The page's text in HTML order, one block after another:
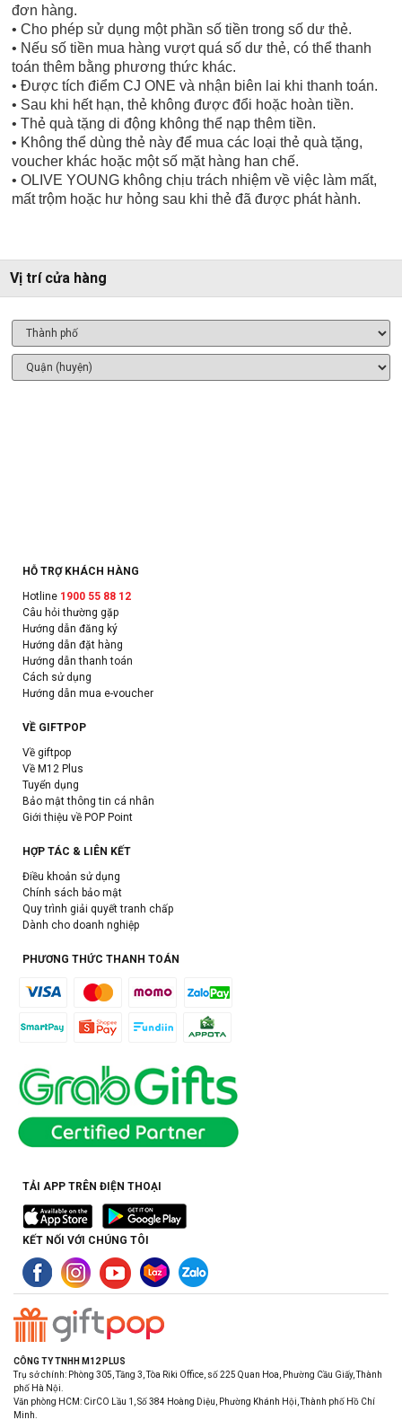
đơn hàng.
• Cho phép sử dụng một phần số tiền trong số dư thẻ.
• Nếu số tiền mua hàng vượt quá số dư thẻ, có thể thanh
toán thêm bằng phương thức khác.
• Được tích điểm CJ ONE và nhận biên lai khi thanh toán.
• Sau khi hết hạn, thẻ không được đổi hoặc hoàn tiền.
• Thẻ quà tặng di động không thể nạp thêm tiền.
• Không thể dùng thẻ này để mua các loại thẻ quà tặng,
voucher khác hoặc một số mặt hàng han chế.
• OLIVE YOUNG không chịu trách nhiệm về việc làm mất,
mất trộm hoặc hư hỏng sau khi thẻ đã được phát hành.
Vị trí cửa hàng
HỖ TRỢ KHÁCH HÀNG
Hotline 1900 55 88 12
Câu hỏi thường gặp
Hướng dẫn đăng ký
Hướng dẫn đặt hàng
Hướng dẫn thanh toán
Cách sử dụng
Hướng dẫn mua e-voucher
VỀ GIFTPOP
Về giftpop
Về M12 Plus
Tuyển dụng
Bảo mật thông tin cá nhân
Giới thiệu về POP Point
HỢP TÁC & LIÊN KẾT
Điều khoản sử dụng
Chính sách bảo mật
Quy trình giải quyết tranh chấp
Dành cho doanh nghiệp
PHƯƠNG THỨC THANH TOÁN
TẢI APP TRÊN ĐIỆN THOẠI
KẾT NỐI VỚI CHÚNG TÔI
CÔNG TY TNHH M12 PLUS
Trụ sở chính: Phòng 305, Tầng 3, Tòa Riki Office, số 225 Quan Hoa, Phường Cầu Giấy, Thành
phố Hà Nội.
Văn phòng HCM: CirCO Lầu 1, Số 384 Hoàng Diệu, Phường Khánh Hội, Thành phố Hồ Chí
Minh.